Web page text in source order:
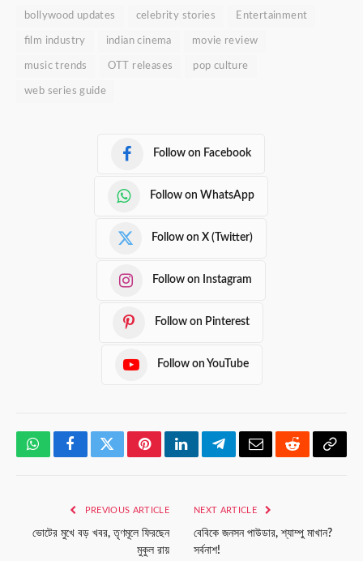
bollywood updates celebrity stories Entertainment
film industry indian cinema movie review
music trends OTT releases pop culture
web series guide
Follow on Facebook
Follow on WhatsApp
Follow on X (Twitter)
Follow on Instagram
Follow on Pinterest
Follow on YouTube
WhatsAppFacebookTwitterPinterestLinkedInTelegramEmailRedditCopy
PREVIOUS ARTICLE
ভোটের মুখে বড় খবর, তৃণমূলে ফিরছেন
মুকুল রায়
NEXT ARTICLE
বেবিকে জনসন পাউডার, শ্যাম্পু মাখান?
সর্বনাশ!